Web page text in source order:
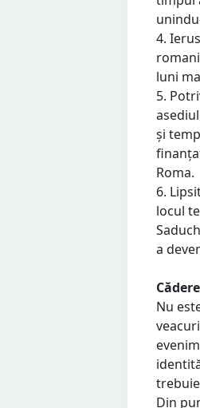
4.
luni
5.
și
Roma.
6.
locul
a
Nu
Din